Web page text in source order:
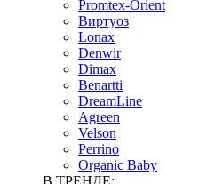
Promtex-Orient
Виртуоз
Lonax
Denwir
Dimax
Benartti
DreamLine
Agreen
Velson
Perrino
Organic Baby